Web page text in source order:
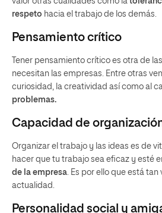
respeto hacia el trabajo de los demás.
Pensamiento crítico
Tener pensamiento crítico es otra de
necesitan las empresas. Entre otras
curiosidad, la creatividad así como al
problemas.
Capacidad de
Organizar el trabajo y las ideas es de
hacer que tu trabajo sea eficaz y esté
de la empresa . Es por ello que está
actualidad.
Personalidad social y